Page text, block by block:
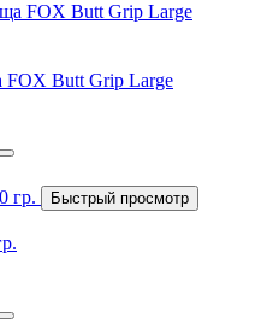
FOX Butt Grip Large
Быстрый просмотр